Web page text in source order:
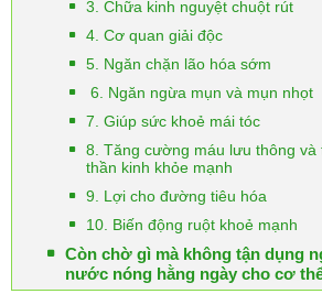
3. Chữa kinh nguyệt chuột rút
4. Cơ quan giải độc
5. Ngăn chặn lão hóa sớm
6. Ngăn ngừa mụn và mụn nhọt
7. Giúp sức khoẻ mái tóc
8. Tăng cường máu lưu thông và
thần kinh khỏe mạnh
9. Lợi cho đường tiêu hóa
10. Biến động ruột khoẻ mạnh
Còn chờ gì mà không tận dụng
nước nóng hằng ngày cho cơ